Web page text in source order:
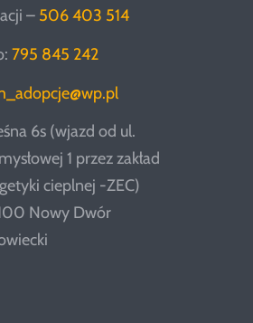
– 506 403 514
795 845 242
6s (wjazd od ul.
1 przez zakład
cieplnej -ZEC)
Nowy Dwór